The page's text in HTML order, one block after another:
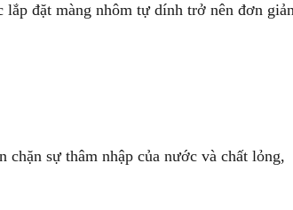
đặt màng nhôm tự dính trở nên đơn
chặn sự thâm nhập của nước và chất lỏng,